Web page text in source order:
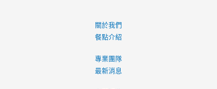
關於我們
餐點介紹
專業團隊
最新消息